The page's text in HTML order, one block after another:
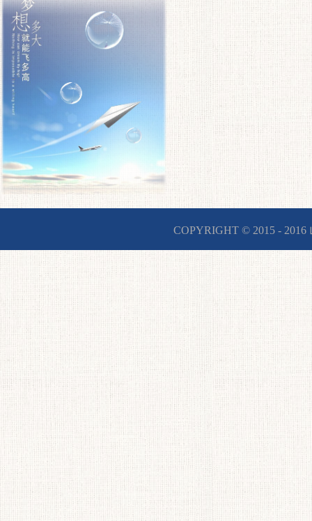
COPYRIGHT © 2015 -